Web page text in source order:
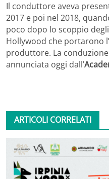
Il conduttore aveva
2017 e poi nel 2018,
poco dopo lo scoppio
Hollywood che portarono
produttore. La
annunciata oggi dall’
ARTICOLI CORRELATI